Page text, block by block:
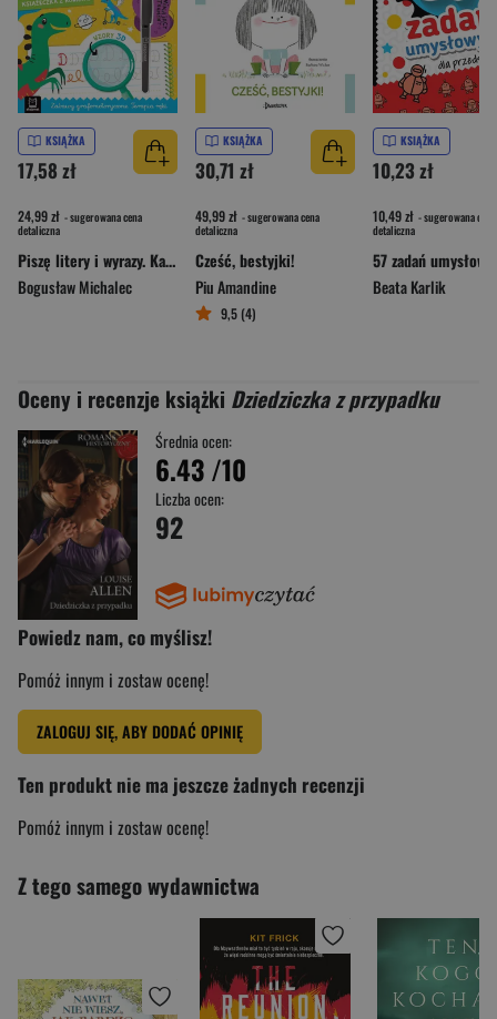
KSIĄŻKA
17,58 zł
24,99 zł - sugerowana cena
detaliczna
Piszę litery i wyrazy. Kaligrafia. Książka z rowkami. Znikający atrament. Wzory 3D, Zabawy grafomotoryczne, Terapia ręki
Bogusław Michalec
KSIĄŻKA
30,71 zł
49,99 zł - sugerowana cena
detaliczna
Cześć, bestyjki!
Piu Amandine
9,5 (4)
KSIĄŻKA
10,23 zł
10,49 zł - sugerowana cena
detaliczna
Beata Karlik
Oceny i recenzje książki Dziedziczka z przypadku
Średnia ocen:
6.43/10
Liczba ocen:
92
Powiedz nam, co myślisz!
Pomóż innym i zostaw ocenę!
ZALOGUJ SIĘ, ABY DODAĆ OPINIĘ
Ten produkt nie ma jeszcze żadnych recenzji
Pomóż innym i zostaw ocenę!
Z tego samego wydawnictwa